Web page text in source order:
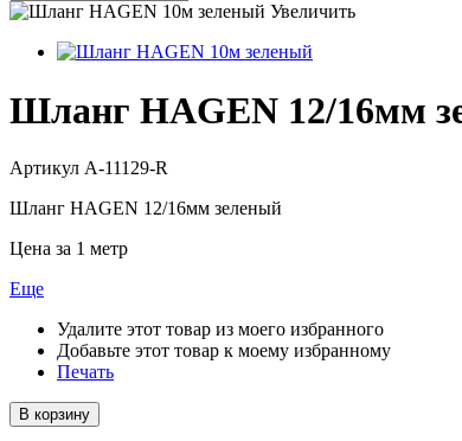
Увеличить
Шланг HAGEN 12/16мм
Артикул A-11129-R
Шланг HAGEN 12/16мм зеленый
Цена за 1 метр
Еще
Удалите этот товар из моего избранного
Добавьте этот товар к моему избранному
Печать
В корзину